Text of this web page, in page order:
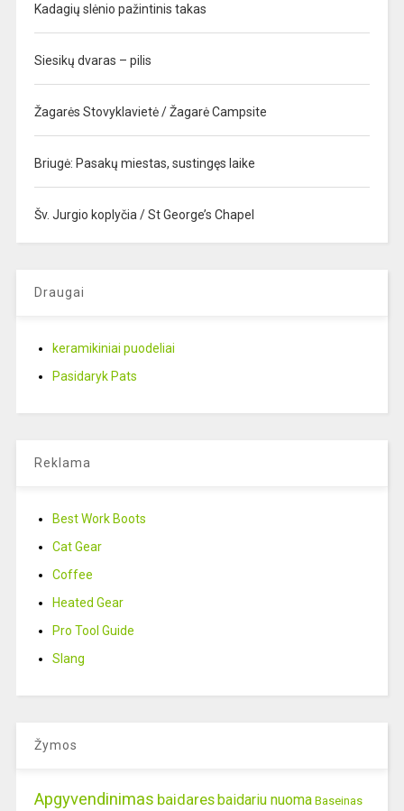
Kadagių slėnio pažintinis takas
Siesikų dvaras – pilis
Žagarės Stovyklavietė / Žagarė Campsite
Briugė: Pasakų miestas, sustingęs laike
Šv. Jurgio koplyčia / St George’s Chapel
Draugai
keramikiniai puodeliai
Pasidaryk Pats
Reklama
Best Work Boots
Cat Gear
Coffee
Heated Gear
Pro Tool Guide
Slang
Žymos
Apgyvendinimas baidares baidariu nuoma Baseinas